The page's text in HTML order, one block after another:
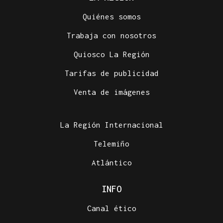
Quiénes somos
Trabaja con nosotros
Quiosco La Región
Tarifas de publicidad
Venta de imágenes
La Región Internacional
Telemiño
Atlántico
INFO
Canal ético